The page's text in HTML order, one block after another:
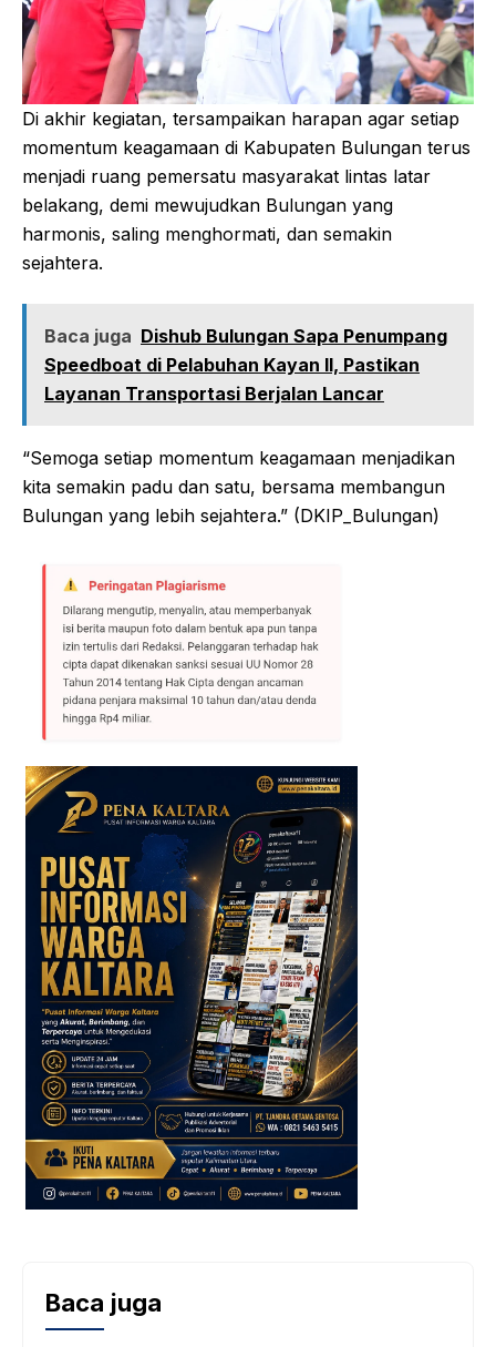
Di akhir kegiatan, tersampaikan harapan agar setiap
momentum keagamaan di Kabupaten Bulungan terus
menjadi ruang pemersatu masyarakat lintas latar
belakang, demi mewujudkan Bulungan yang
harmonis, saling menghormati, dan semakin
sejahtera.
Baca juga Dishub Bulungan Sapa Penumpang
Speedboat di Pelabuhan Kayan II, Pastikan
Layanan Transportasi Berjalan Lancar
“Semoga setiap momentum keagamaan menjadikan
kita semakin padu dan satu, bersama membangun
Bulungan yang lebih sejahtera.” (DKIP_Bulungan)
Baca juga